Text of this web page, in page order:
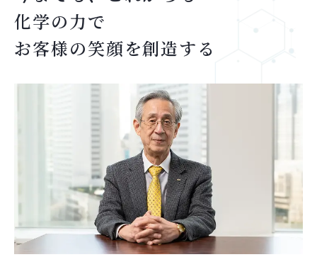
化学の力で
お客様の笑顔を創造する